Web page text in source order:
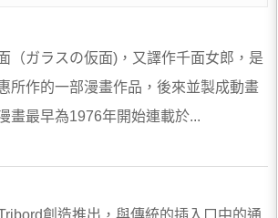
（ガラスの仮面)，又譯作千面女郎，是
所作的一部漫畫作品，後來並製成動畫
畫最早為1976年開始連載於...
創造推出，與傳統的插入口中的通